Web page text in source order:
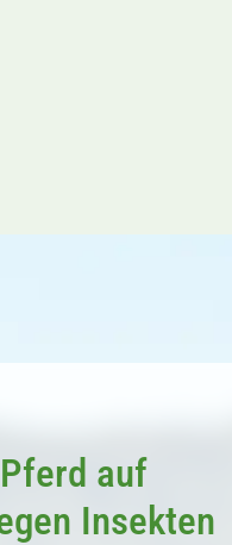
auf
Insekten